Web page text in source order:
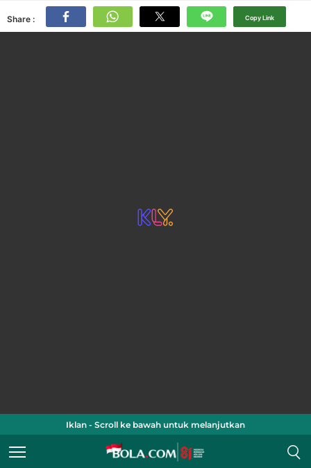
Share : Copy Link
Iklan - Scroll ke bawah untuk melanjutkan